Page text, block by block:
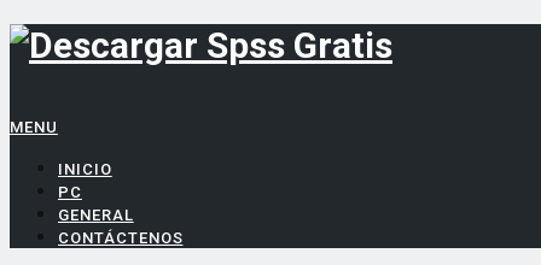
MENU
INICIO
PC
GENERAL
CONTÁCTENOS